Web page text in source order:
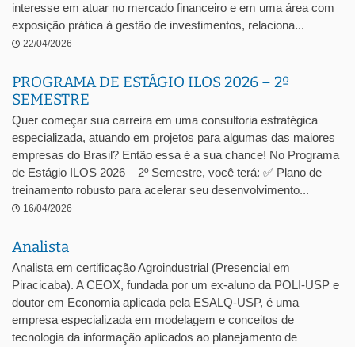
interesse em atuar no mercado financeiro e em uma área com
exposição prática à gestão de investimentos, relaciona...
22/04/2026
PROGRAMA DE ESTÁGIO ILOS 2026 – 2º
SEMESTRE
Quer começar sua carreira em uma consultoria estratégica
especializada, atuando em projetos para algumas das maiores
empresas do Brasil? Então essa é a sua chance! No Programa
de Estágio ILOS 2026 – 2º Semestre, você terá: ✅ Plano de
treinamento robusto para acelerar seu desenvolvimento...
16/04/2026
Analista
Analista em certificação Agroindustrial (Presencial em
Piracicaba). A CEOX, fundada por um ex-aluno da POLI-USP e
doutor em Economia aplicada pela ESALQ-USP, é uma
empresa especializada em modelagem e conceitos de
tecnologia da informação aplicados ao planejamento de